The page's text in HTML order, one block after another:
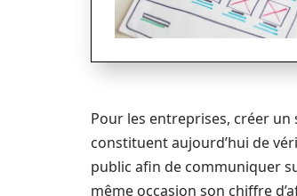
Pour les entreprises, créer
constituent aujourd’hui de
public afin de communiquer
même occasion son chiffre